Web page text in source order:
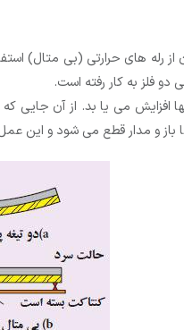
فلز به کار رفته است.
افزایش می یا بد. از آن
باز و مدار قطع می شود و این